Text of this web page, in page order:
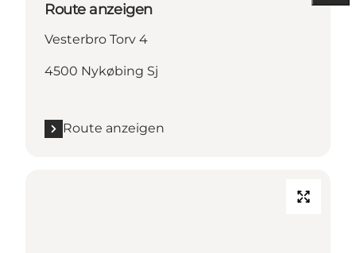
Route anzeigen
Vesterbro Torv 4
4500 Nykøbing Sj
Route anzeigen